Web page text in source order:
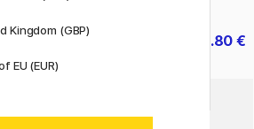
26.90 € 24.80 €
11%
Kingdom (GBP)
EU (EUR)